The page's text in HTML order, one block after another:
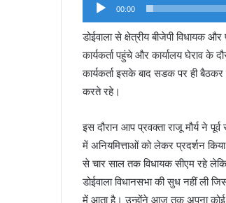
00:00
डोईवाला से क्षेत्रीय बीजेपी विधायक
कार्यकर्ता पहुंचे और कार्यालय घेराव
कार्यकर्ता इसके बाद सडक पर ही
करते रहे।
इस दौरान आप प्रवक्ता राजू मौर्य ने
में अनियमित्ताओं को लेकर प्रदर्शन
से चार साल तक विधायक सीएम रहे
डोईवाला विधानसभा की सुध नहीं ली
में आता है। उन्होंने आज तक अपना कोई